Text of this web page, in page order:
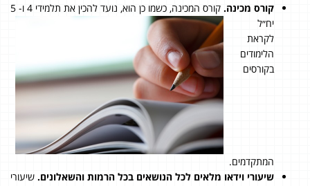
קורס מכינה. קורס המכינה, כשמו כן הוא,
נועד להכין את תלמידי 4 ו- 5
יח״ל
לקראת
הלימודים
בקורסים
המתקדמים.
שיעורי וידאו מלאים לכל הנושאים בכל הרמות והשאלונים. שיעורי